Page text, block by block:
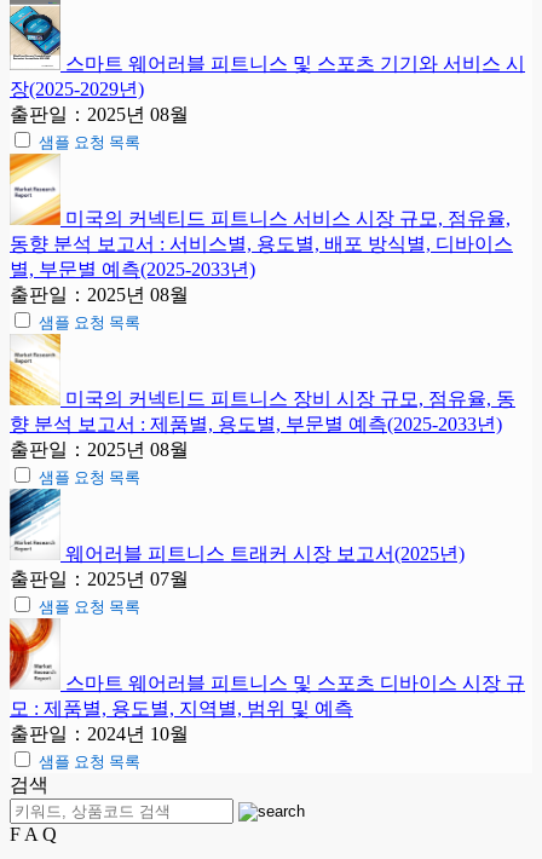
스마트 웨어러블 피트니스 및 스포츠 기기와 서비스 시
장(2025-2029년)
출판일：2025년 08월
샘플 요청 목록
미국의 커넥티드 피트니스 서비스 시장 규모, 점유율,
동향 분석 보고서 : 서비스별, 용도별, 배포 방식별, 디바이스
별, 부문별 예측(2025-2033년)
출판일：2025년 08월
샘플 요청 목록
미국의 커넥티드 피트니스 장비 시장 규모, 점유율, 동
향 분석 보고서 : 제품별, 용도별, 부문별 예측(2025-2033년)
출판일：2025년 08월
샘플 요청 목록
웨어러블 피트니스 트래커 시장 보고서(2025년)
출판일：2025년 07월
샘플 요청 목록
스마트 웨어러블 피트니스 및 스포츠 디바이스 시장 규
모 : 제품별, 용도별, 지역별, 범위 및 예측
출판일：2024년 10월
샘플 요청 목록
검색
F A Q